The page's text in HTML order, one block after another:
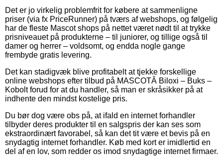
Det er jo virkelig problemfrit for købere at sammenligne
priser (via fx PriceRunner) på tværs af webshops, og følgelig
har de fleste Mascot shops på nettet været nødt til at trykke
prisniveauet på produkterne – til juniorer, og tillige også til
damer og herrer – voldsomt, og endda nogle gange
frembyde gratis levering.
Det kan stadigvæk blive profitabelt at tjekke forskellige
online webshops efter tilbud på MASCOTÂ Biloxi – Buks –
Kobolt forud for at du handler, så man er skråsikker på at
indhente den mindst kostelige pris.
Du bør dog være obs på, at ifald en internet forhandler
tilbyder deres produkter til en salgspris der kan ses som
ekstraordinært favorabel, så kan det tit være et bevis på en
snydagtig internet forhandler. Køb med kort er imidlertid en
del af en lov, som redder os imod snydagtige internet firmaer.